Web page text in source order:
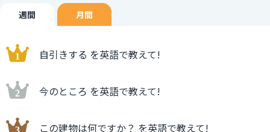
週間 月間
自引きする を英語で教えて!
今のところ を英語で教えて!
この建物は何ですか？ を英語で教えて!